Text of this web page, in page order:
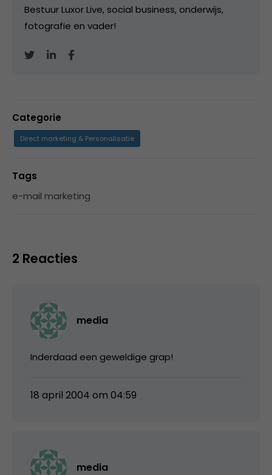
Bestuur Luxor Live, social business, onderwijs,
fotografie en vader!
Categorie
Direct marketing & Personalisatie
Tags
e-mail marketing
2 Reacties
media
Inderdaad een geweldige grap!
18 april 2004 om 04:59
media